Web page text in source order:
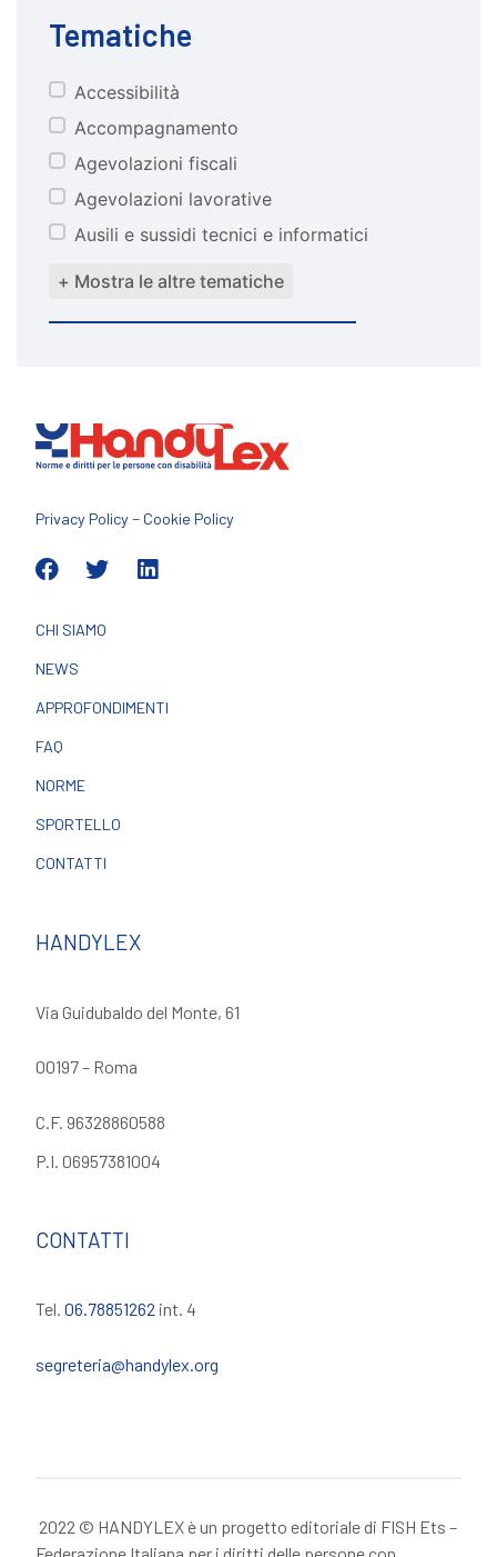
Tematiche
tematiche
Accessibilità
Accompagnamento
Agevolazioni fiscali
Agevolazioni lavorative
Ausili e sussidi tecnici e informatici
+ Mostra le altre tematiche
Privacy Policy– Cookie Policy
CHI SIAMO
NEWS
APPROFONDIMENTI
FAQ
NORME
SPORTELLO
CONTATTI
HANDYLEX
Via Guidubaldo del Monte, 61
00197 – Roma
C.F. 96328860588
P.I. 06957381004
CONTATTI
Tel.06.78851262 int. 4
segreteria@handylex.org
2022 © HANDYLEX è un progetto editoriale di FISH Ets –